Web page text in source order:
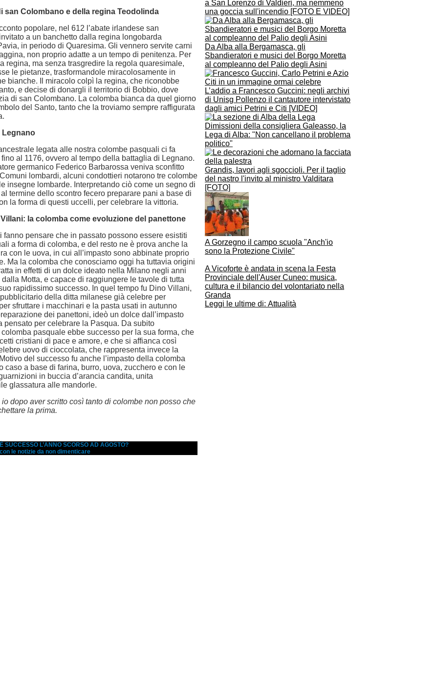
a San Lorenzo di Valdieri, ma nemmeno
una goccia sull'incendio [FOTO E VIDEO]
Da Alba alla Bergamasca, gli
Sbandieratori e musici del Borgo Moretta
al compleanno del Palio degli Asini
L’addio a Francesco Guccini: negli archivi
di Unisg Pollenzo il cantautore intervistato
dagli amici Petrini e Citi [VIDEO]
Dimissioni della consigliera Galeasso, la
Lega di Alba: "Non cancellano il problema
politico"
Grandis, lavori agli sgoccioli. Per il taglio
del nastro l'invito al ministro Valditara
[FOTO]
A Gorzegno il campo scuola "Anch'io
sono la Protezione Civile"
A Vicoforte è andata in scena la Festa
Provinciale dell'Auser Cuneo: musica,
cultura e il bilancio del volontariato nella
Granda
Leggi le ultime di: Attualità
san Colombano e della regina Teodolinda
popolare, nel 612 l’abate irlandese san
a un banchetto dalla regina longobarda
in periodo di Quaresima. Gli vennero servite carni
non proprio adatte a un tempo di penitenza. Per
regina, ma senza trasgredire la regola quaresimale,
le pietanze, trasformandole miracolosamente in
bianche. Il miracolo colpì la regina, che riconobbe
e decise di donargli il territorio di Bobbio, dove
di san Colombano. La colomba bianca da quel giorno
del Santo, tanto che la troviamo sempre raffigurata
Legnano
legata alle nostra colombe pasquali ci fa
al 1176, ovvero al tempo della battaglia di Legnano.
germanico Federico Barbarossa veniva sconfitto
lombardi, alcuni condottieri notarono tre colombe
insegne lombarde. Interpretando ciò come un segno di
termine dello scontro fecero preparare pani a base di
la forma di questi uccelli, per celebrare la vittoria.
Villani: la colomba come evoluzione del panettone
fanno pensare che in passato possono essere esistiti
a forma di colomba, e del resto ne è prova anche la
con le uova, in cui all’impasto sono abbinate proprio
Ma la colomba che conosciamo oggi ha tuttavia origini
in effetti di un dolce ideato nella Milano negli anni
dalla Motta, e capace di raggiungere le tavole di tutta
rapidissimo successo. In quel tempo fu Dino Villani,
della ditta milanese già celebre per
sfruttare i macchinari e la pasta usati in autunno
dei panettoni, ideò un dolce dall’impasto
pensato per celebrare la Pasqua. Da subito
pasquale ebbe successo per la sua forma, che
cristiani di pace e amore, e che si affianca così
uovo di cioccolata, che rappresenta invece la
del successo fu anche l’impasto della colomba
caso a base di farina, burro, uova, zucchero e con le
in buccia d’arancia candita, unita
glassatura alle mandorle.
dopo aver scritto così tanto di colombe non posso che
la prima.
SUCCESSO L’ANNO SCORSO AD AGOSTO?
le notizie da non dimenticare